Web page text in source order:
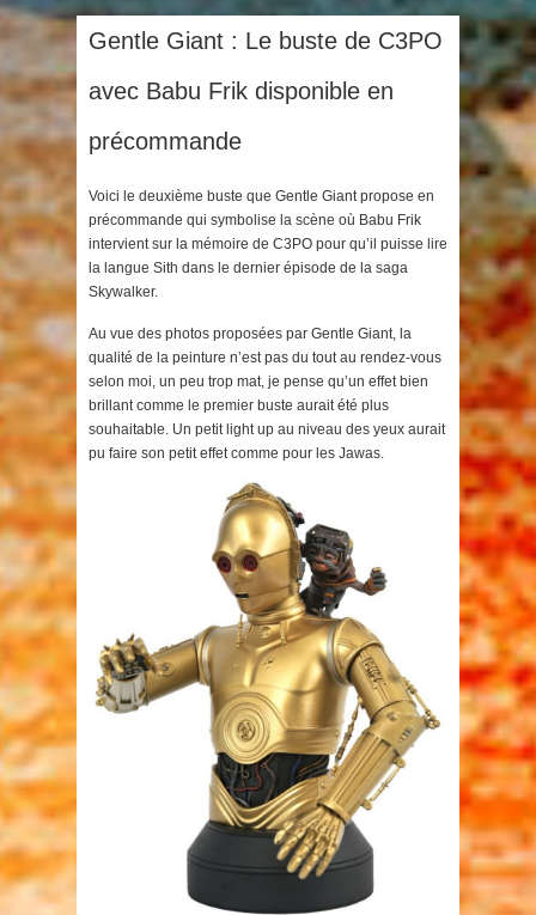
Gentle Giant : Le buste de C3PO
avec Babu Frik disponible en
précommande
Voici le deuxième buste que Gentle Giant propose en
précommande qui symbolise la scène où Babu Frik
intervient sur la mémoire de C3PO pour qu’il puisse lire
la langue Sith dans le dernier épisode de la saga
Skywalker.
Au vue des photos proposées par Gentle Giant, la
qualité de la peinture n’est pas du tout au rendez-vous
selon moi, un peu trop mat, je pense qu’un effet bien
brillant comme le premier buste aurait été plus
souhaitable. Un petit light up au niveau des yeux aurait
pu faire son petit effet comme pour les Jawas.